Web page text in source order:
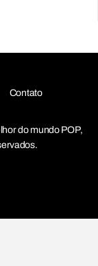
Contato
do mundo POP,